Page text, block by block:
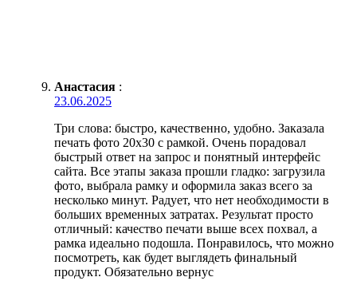
Анастасия :
23.06.2025
Три слова: быстро, качественно, удобно. Заказала
печать фото 20х30 с рамкой. Очень порадовал
быстрый ответ на запрос и понятный интерфейс
сайта. Все этапы заказа прошли гладко: загрузила
фото, выбрала рамку и оформила заказ всего за
несколько минут. Радует, что нет необходимости в
больших временных затратах. Результат просто
отличный: качество печати выше всех похвал, а
рамка идеально подошла. Понравилось, что можно
посмотреть, как будет выглядеть финальный
продукт. Обязательно вернус